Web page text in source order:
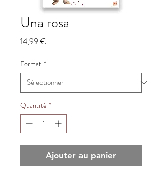
Una rosa
14,99 €
Format *
Quantité *
Ajouter au panier